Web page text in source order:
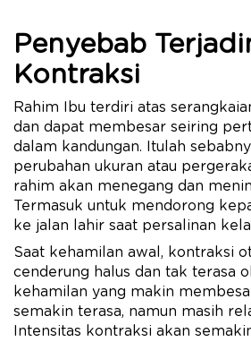
Penyebab
Kontraksi
Rahim Ibu terdiri atas
dan dapat membesar seiring
dalam kandungan. Itulah
perubahan ukuran atau
rahim akan menegang dan
Termasuk untuk mendorong
ke jalan lahir saat persalinan
Saat kehamilan awal, kontraksi
cenderung halus dan tak terasa
kehamilan yang makin
semakin terasa, namun masih
Intensitas kontraksi akan